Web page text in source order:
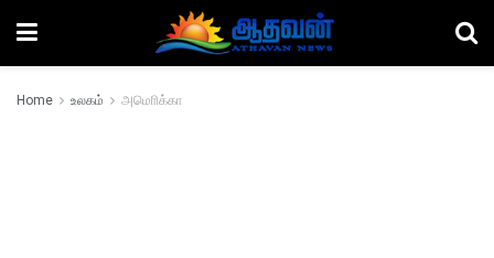
Home உலகம் அமொிக்கா